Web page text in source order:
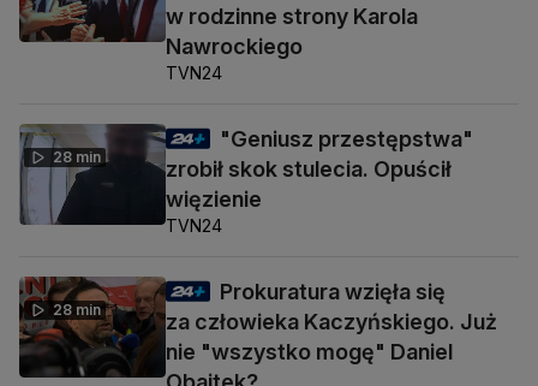
w rodzinne strony Karola
Nawrockiego
TVN24
28 min
"Geniusz przestępstwa"
zrobił skok stulecia. Opuścił
więzienie
TVN24
28 min
Prokuratura wzięła się
za człowieka Kaczyńskiego. Już
nie "wszystko mogę" Daniel